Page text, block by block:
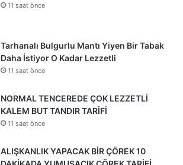
11 saat önce
Tarhanalı Bulgurlu Mantı Yiyen Bir Tabak
Daha İstiyor O Kadar Lezzetli
11 saat önce
NORMAL TENCEREDE ÇOK LEZZETLİ
KALEM BUT TANDIR TARİFİ
11 saat önce
ALIŞKANLIK YAPACAK BİR ÇÖREK 10